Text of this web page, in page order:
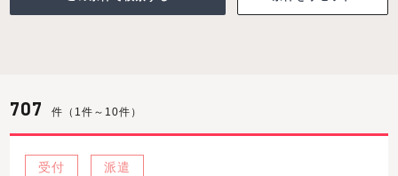
707 件（1件～10件）
受付 派遣